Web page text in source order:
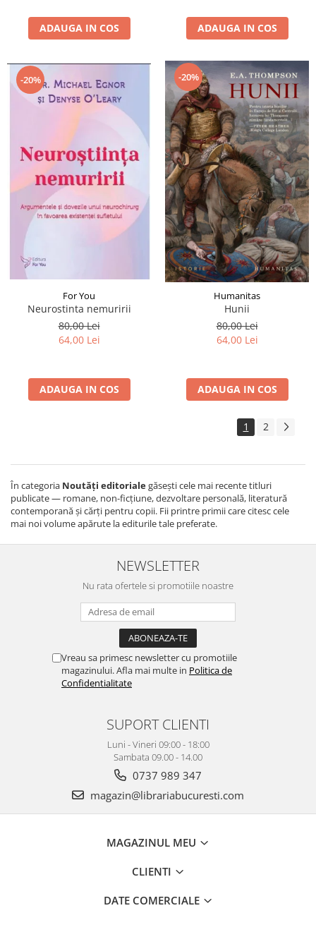
ADAUGA IN COS ADAUGA IN COS
-20%
For You
Neurostinta nemuririi
80,00 Lei
64,00 Lei
ADAUGA IN COS
-20%
Humanitas
Hunii
80,00 Lei
64,00 Lei
ADAUGA IN COS
1 2
În categoria Noutăți editorialegăsești cele mai recente titluri
publicate — romane, non-ficțiune, dezvoltare personală, literatură
contemporană și cărți pentru copii. Fii printre primii care citesc cele
mai noi volume apărute la editurile tale preferate.
NEWSLETTER
Nu rata ofertele si promotiile noastre
Vreau sa primesc newsletter cu promotiile
magazinului. Afla mai multe in Politica de
Confidentialitate
SUPORT CLIENTI
Luni - Vineri 09:00 - 18:00
Sambata 09.00 - 14.00
0737 989 347
magazin@librariabucuresti.com
MAGAZINUL MEU
CLIENTI
DATE COMERCIALE